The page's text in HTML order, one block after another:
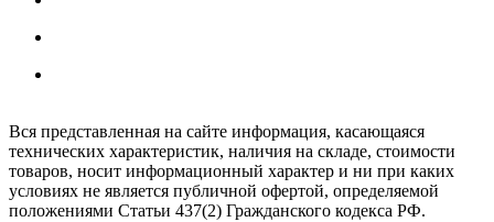
Вся представленная на сайте информация, касающаяся
технических характеристик, наличия на складе, стоимости
товаров, носит информационный характер и ни при каких
условиях не является публичной офертой, определяемой
положениями Статьи 437(2) Гражданского кодекса РФ.